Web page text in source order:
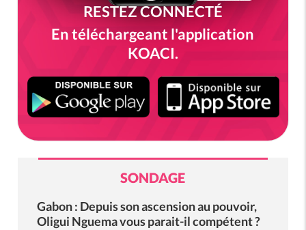
RESTEZ CONNECTÉ
En téléchargeant l'application
KOACI.
SONDAGE
Gabon : Depuis son ascension au pouvoir,
Oligui Nguema vous parait-il compétent ?